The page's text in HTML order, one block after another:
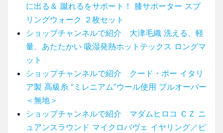
に出る＆ 蹴れるをサポート！ 膝サポーター スプ
リングウォーク ２枚セット
ショップチャンネルで紹介 大津毛織 洗える、軽
量、あたたかい 吸湿発熱ホットテックス ロングマ
ット
ショップチャンネルで紹介 クード・ポー イタリ
ア製 高級糸 “ミレニアム”ウール使用 プルオーバー
＜無地＞
ショップチャンネルで紹介 マダムヒロコ ＣＺ ニ
ュアンスラウンド マイクロパヴェ イヤリング／ピ